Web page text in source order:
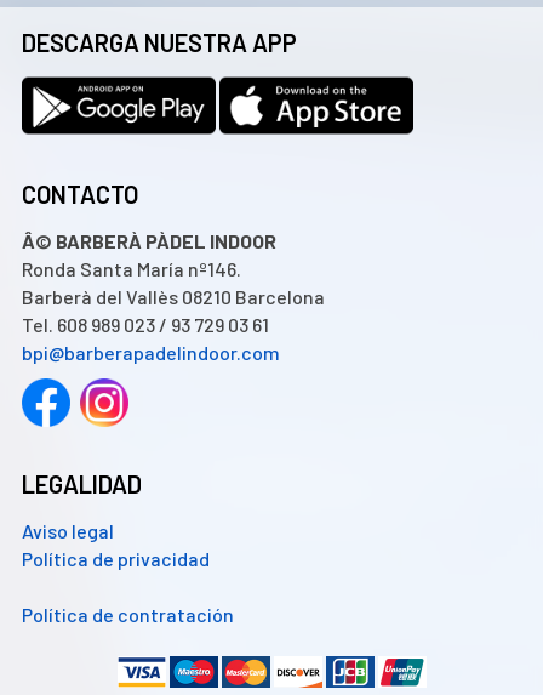
DESCARGA NUESTRA APP
CONTACTO
Â© BARBERÀ PÀDEL INDOOR
Ronda Santa María nº146.
Barberà del Vallès 08210 Barcelona
Tel. 608 989 023 / 93 729 03 61
bpi@barberapadelindoor.com
LEGALIDAD
Aviso legal
Política de privacidad
Política de contratación